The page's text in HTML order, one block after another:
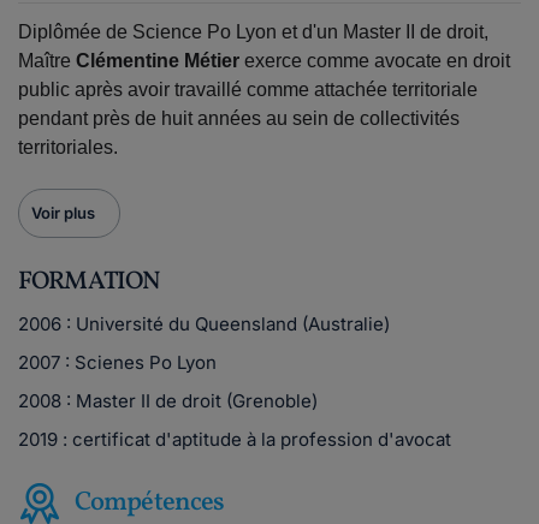
Diplômée de Science Po Lyon et d'un Master II de droit,
Maître Clémentine Métier exerce comme avocate en droit
public après avoir travaillé comme attachée territoriale
pendant près de huit années au sein de collectivités
territoriales.
Voir plus
FORMATION
2006 : Université du Queensland (Australie)
2007 : Scienes Po Lyon
2008 : Master II de droit (Grenoble)
2019 : certificat d'aptitude à la profession d'avocat
Compétences